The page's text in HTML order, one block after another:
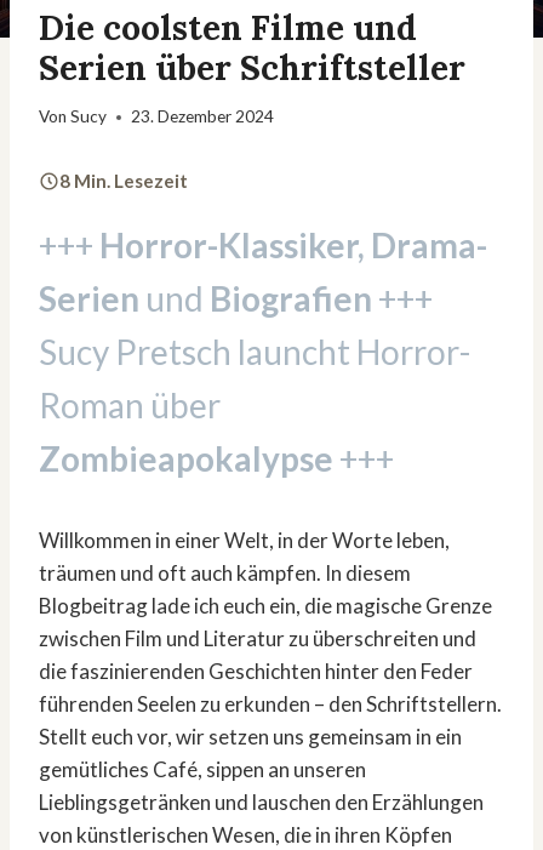
Die coolsten Filme und
Serien über Schriftsteller
Von Sucy 23. Dezember 2024
8 Min. Lesezeit
+++ Horror-Klassiker, Drama-
Serien und Biografien +++
Sucy Pretsch launcht Horror-
Roman über
Zombieapokalypse +++
Willkommen in einer Welt, in der Worte leben,
träumen und oft auch kämpfen. In diesem
Blogbeitrag lade ich euch ein, die magische Grenze
zwischen Film und Literatur zu überschreiten und
die faszinierenden Geschichten hinter den Feder
führenden Seelen zu erkunden – den Schriftstellern.
Stellt euch vor, wir setzen uns gemeinsam in ein
gemütliches Café, sippen an unseren
Lieblingsgetränken und lauschen den Erzählungen
von künstlerischen Wesen, die in ihren Köpfen